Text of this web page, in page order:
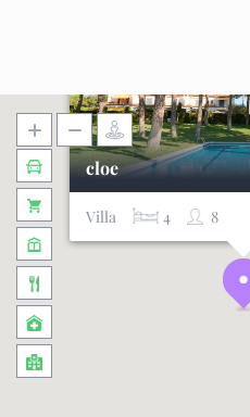
cloe
Villa 8
4